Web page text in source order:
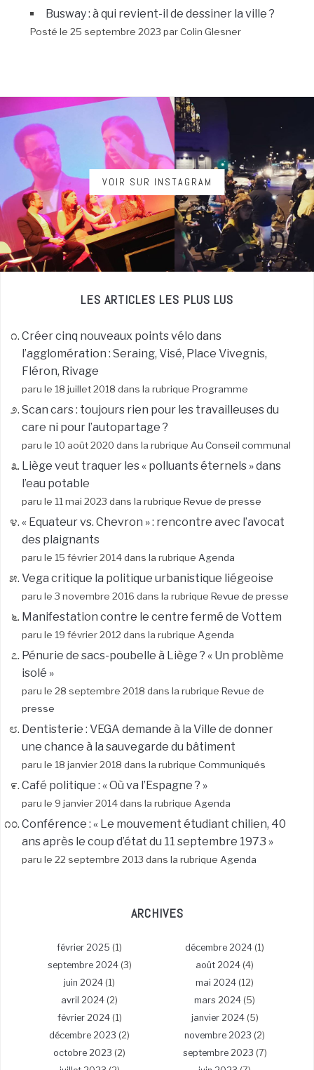
Busway : à qui revient-il de dessiner la ville ?
Posté le 25 septembre 2023 par Colin Glesner
VOIR SUR INSTAGRAM
LES ARTICLES LES PLUS LUS
Créer cinq nouveaux points vélo dans
l’agglomération : Seraing, Visé, Place Vivegnis,
Fléron, Rivage
paru le 18 juillet 2018 dans la rubrique Programme
Scan cars : toujours rien pour les travailleuses du
care ni pour l’autopartage ?
paru le 10 août 2020 dans la rubrique Au Conseil communal
Liège veut traquer les « polluants éternels » dans
l’eau potable
paru le 11 mai 2023 dans la rubrique Revue de presse
« Equateur vs. Chevron » : rencontre avec l’avocat
des plaignants
paru le 15 février 2014 dans la rubrique Agenda
Vega critique la politique urbanistique liégeoise
paru le 3 novembre 2016 dans la rubrique Revue de presse
Manifestation contre le centre fermé de Vottem
paru le 19 février 2012 dans la rubrique Agenda
Pénurie de sacs-poubelle à Liège ? « Un problème
isolé »
paru le 28 septembre 2018 dans la rubrique Revue de
presse
Dentisterie : VEGA demande à la Ville de donner
une chance à la sauvegarde du bâtiment
paru le 18 janvier 2018 dans la rubrique Communiqués
Café politique : « Où va l’Espagne ? »
paru le 9 janvier 2014 dans la rubrique Agenda
Conférence : « Le mouvement étudiant chilien, 40
ans après le coup d’état du 11 septembre 1973 »
paru le 22 septembre 2013 dans la rubrique Agenda
ARCHIVES
février 2025 (1) décembre 2024 (1)
septembre 2024(3) août 2024 (4)
juin 2024 (1) mai 2024 (12)
avril 2024 (2) mars 2024 (5)
février 2024(1) janvier 2024(5)
décembre 2023 (2) novembre 2023 (2)
octobre 2023 (2) septembre 2023 (7)